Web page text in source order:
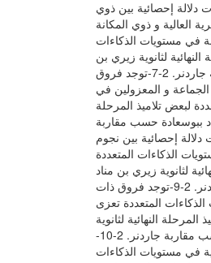
ذات دلالة إحصائية بين ذوي
العالية و ذوي المكانة
في مستويات الذكاءات
لثانوية زيري بن
مناد ببوسعادة حسب مقاربة جاردنر. 2-7-توجد فروق
و المعزولين في
لبعض تلاميذ المرحلة
ببوسعادة حسب مقاربة
ذات دلالة إحصائية بين نجوم
الذكاءات المتعددة
لثانوية زيري بن مناد
ببوسعادة حسب مقاربة جاردنر. 2-9-توجد فروق ذات
المتعددة تعزى
النهائية لثانوية
زيري بن مناد ببوسعادة حسب مقاربة جاردنر. 2-10-
في مستويات الذكاءات